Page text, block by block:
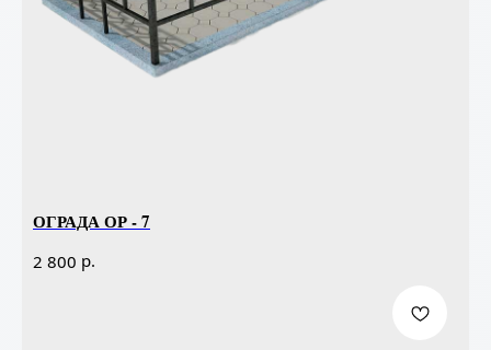
ОГРАДА ОР - 7
2 800 р.